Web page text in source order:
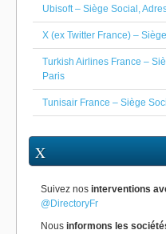
Ubisoft – Siège Social,
X (ex Twitter France) –
Turkish Airlines France –
Paris
Tunisair France – Siège
X
Suivez nos interventions
@DirectoryFr
Nous informons les